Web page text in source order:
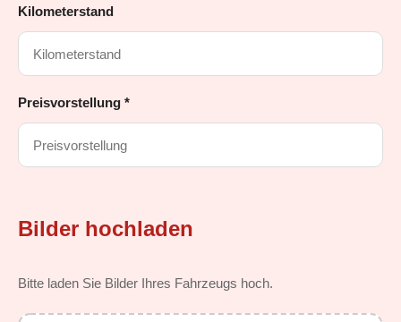
Kilometerstand
Preisvorstellung *
Bilder hochladen
Bitte laden Sie Bilder Ihres Fahrzeugs hoch.